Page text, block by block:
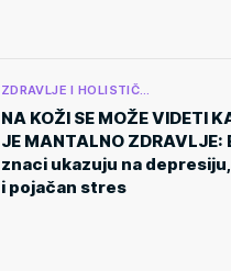
ZDRAVLJE I HOLISTIČ…
NA KOŽI SE MOŽE VIDETI
JE MANTALNO ZDRAVLJE:
znaci ukazuju na
i pojačan stres